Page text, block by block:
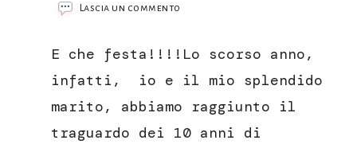
Lascia un commento
Chic
E che festa!!!!Lo scorso anno,
infatti, io e il mio splendido
marito, abbiamo raggiunto il
traguardo dei 10 anni di